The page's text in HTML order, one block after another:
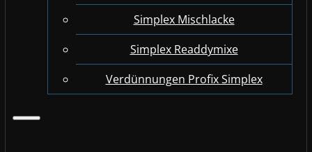
Simplex Mischlacke
Simplex Readdymixe
Verdünnungen Profix Simplex